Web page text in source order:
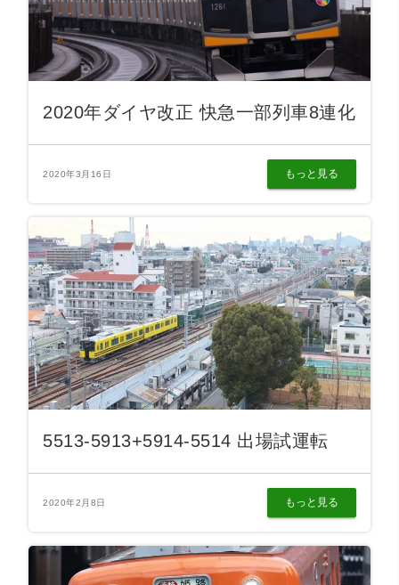
2020年ダイヤ改正 快急一部列車8連化
2020年3月16日 もっと見る
5513-5913+5914-5514 出場試運転
2020年2月8日 もっと見る